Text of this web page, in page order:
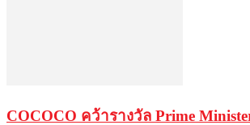
COCOCO คว้ารางวัล Prime